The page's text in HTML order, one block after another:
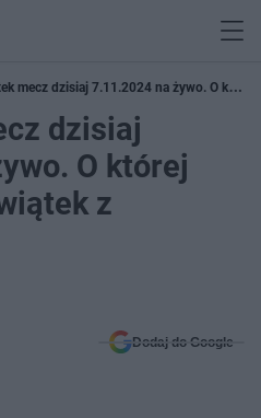
mecz dzisiaj 7.11.2024 na żywo. O której
dzisiaj
O której
z
Dodaj do Google